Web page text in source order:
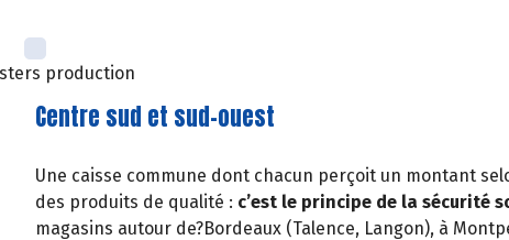
production
Centre sud et sud-ouest
Une caisse commune dont chacun perçoit un montant
des produits de qualité : c’est le principe de la sécurité
magasins autour de?Bordeaux (Talence, Langon), à